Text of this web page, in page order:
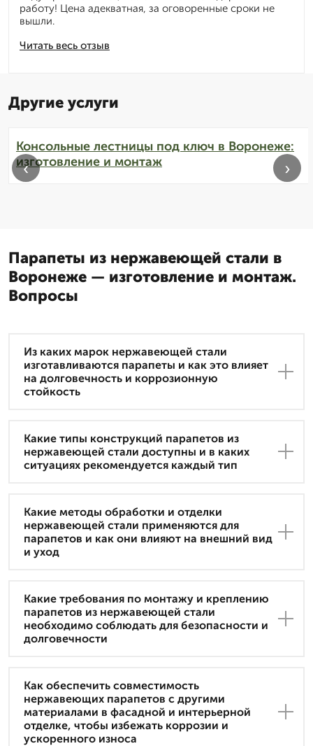
Читать весь отзыв
работу! Цена адекватная, за оговоренные сроки не
вышли.
Другие услуги
Консольные лестницы под ключ в Воронеже:
изготовление и монтаж
‹ ›
Парапеты из нержавеющей стали в
Воронеже — изготовление и монтаж.
Вопросы
Из каких марок нержавеющей стали
изготавливаются парапеты и как это влияет
на долговечность и коррозионную
стойкость
Какие типы конструкций парапетов из
нержавеющей стали доступны и в каких
ситуациях рекомендуется каждый тип
Какие методы обработки и отделки
нержавеющей стали применяются для
парапетов и как они влияют на внешний вид
и уход
Какие требования по монтажу и креплению
парапетов из нержавеющей стали
необходимо соблюдать для безопасности и
долговечности
Как обеспечить совместимость
нержавеющих парапетов с другими
материалами в фасадной и интерьерной
отделке, чтобы избежать коррозии и
ускоренного износа